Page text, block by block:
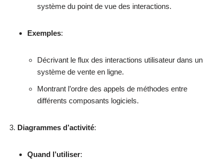
système du point de vue des interactions.
Exemples:
Décrivant le flux des interactions utilisateur dans un
système de vente en ligne.
Montrant l’ordre des appels de méthodes entre
différents composants logiciels.
Diagrammes d’activité:
Quand l’utiliser: